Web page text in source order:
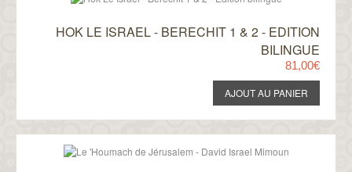
HOK LE ISRAEL - BERECHIT 1 & 2 - EDITION
BILINGUE
81,00€